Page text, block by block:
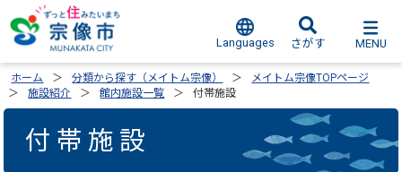
Languages さがす MENU
ホーム 分類から探す（メイトム宗像）
メイトム宗像TOPページ
施設紹介
館内施設一覧 付帯施設
付帯施設